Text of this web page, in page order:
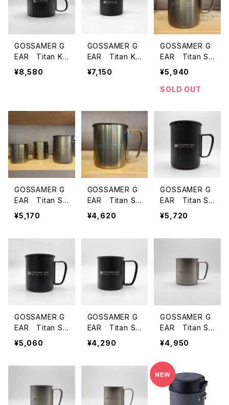
GOSSAMER G
EAR Titan Ke
ttle Cooker 9
00 BLACK
¥8,580
GOSSAMER G
EAR Titan Ke
ttle Cooker 75
0 BLACK
¥7,150
GOSSAMER G
EAR Titan Si
ngle Mug 600
GOLD
¥5,940
SOLD OUT
GOSSAMER G
EAR Titan Si
ngle Mug 450
GOLD
¥5,170
GOSSAMER G
EAR Titan Si
ngle Mug 300
GOLD
¥4,620
GOSSAMER G
EAR Titan Si
ngle Mug 600
BLACK
¥5,720
GOSSAMER G
EAR Titan Si
ngle Mug 450
BLACK
¥5,060
GOSSAMER G
EAR Titan Si
ngle Mug 300
BLACK
¥4,290
GOSSAMER G
EAR Titan Si
ngle Mug 600
Silver
¥4,950